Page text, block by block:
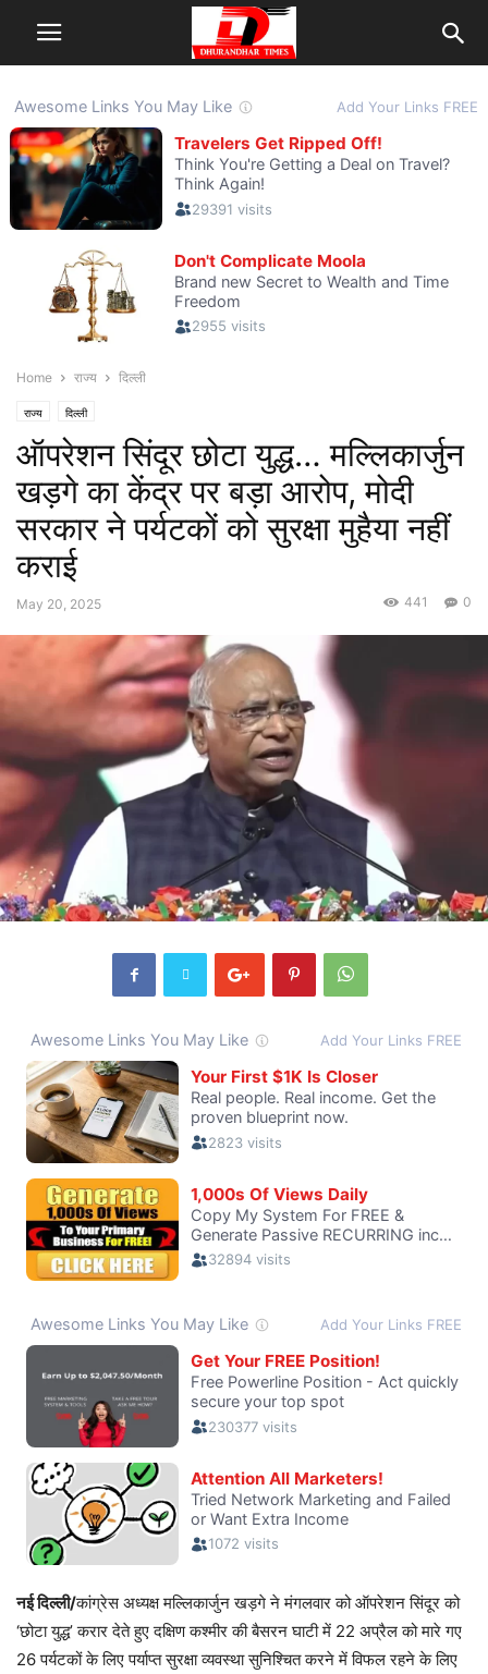
Home राज्य दिल्ली
राज्य दिल्ली
ऑपरेशन सिंदूर छोटा युद्ध… मल्लिकार्जुन
खड़गे का केंद्र पर बड़ा आरोप, मोदी
सरकार ने पर्यटकों को सुरक्षा मुहैया नहीं
कराई
May 20, 2025 0
441
नई दिल्ली/कांग्रेस अध्यक्ष मल्लिकार्जुन खड़गे ने मंगलवार को ऑपरेशन सिंदूर को
‘छोटा युद्ध’ करार देते हुए दक्षिण कश्मीर की बैसरन घाटी में 22 अप्रैल को मारे गए
26 पर्यटकों के लिए पर्याप्त सुरक्षा व्यवस्था सुनिश्चित करने में विफल रहने के लिए